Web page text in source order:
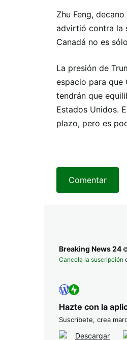
Zhu Feng,
advirtió contra la
Canadá no es
La presión de
espacio para que
tendrán que
Estados Unidos.
plazo, pero es
Comentar
Breaking News 24
Cancela la suscripción
Hazte con la
Suscríbete, crea